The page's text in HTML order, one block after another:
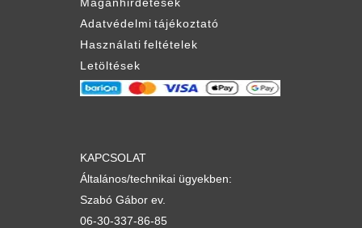
Magánhirdetések
Adatvédelmi tájékoztató
Használati feltételek
Letöltések
KAPCSOLAT
Általános/technikai ügyekben:
Szabó Gábor ev.
06-30-337-86-85